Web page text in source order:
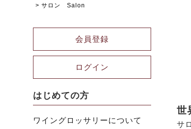
サロン Salon
会員登録
ログイン
はじめての方
ワイングロッサリーについて
世
サ